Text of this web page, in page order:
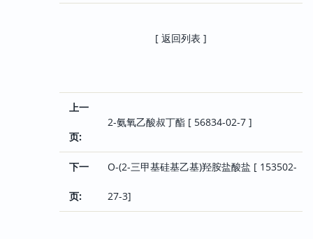
[ 返回列表 ]
上一
页:
2-氨氧乙酸叔丁酯 [ 56834-02-7 ]
下一
页:
O-(2-三甲基硅基乙基)羟胺盐酸盐 [ 153502-
27-3]